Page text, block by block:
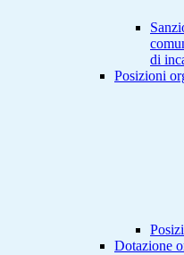
di
Posizioni
Dotazione